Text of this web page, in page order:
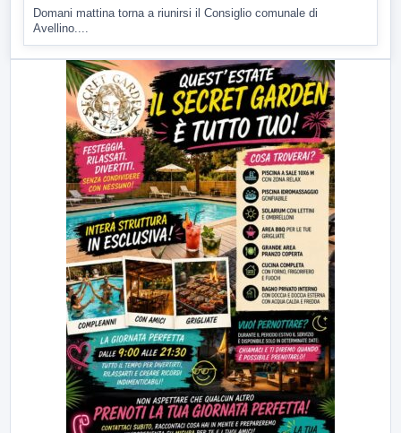
Domani mattina torna a riunirsi il Consiglio comunale di
Avellino....